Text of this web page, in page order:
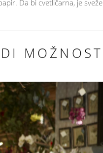
Da bi cvetličarna, je sveže
MOŽNOST